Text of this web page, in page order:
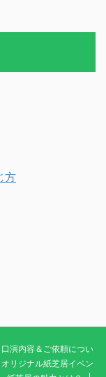
方
口演内容＆ご依頼につい
オリジナル紙芝居イベン